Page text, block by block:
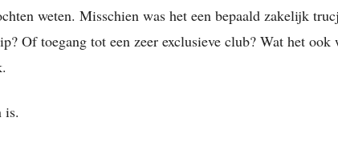
weten. Misschien was het een bepaald zakelijk
Of toegang tot een zeer exclusieve club? Wat het ook
is.